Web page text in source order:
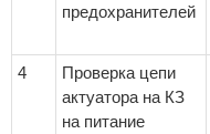
предохранителей
4
Проверка цепи
актуатора на КЗ
на питание